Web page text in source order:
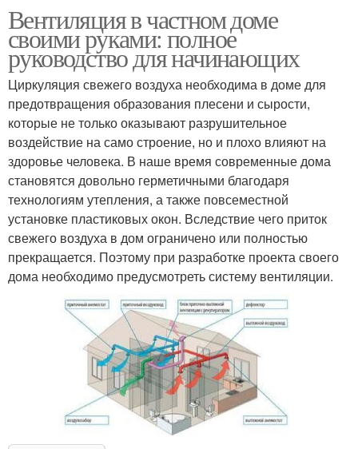
Вентиляция в частном доме
своими руками: полное
руководство для начинающих
Циркуляция свежего воздуха необходима в доме для
предотвращения образования плесени и сырости,
которые не только оказывают разрушительное
воздействие на само строение, но и плохо влияют на
здоровье человека. В наше время современные дома
становятся довольно герметичными благодаря
технологиям утепления, а также повсеместной
установке пластиковых окон. Вследствие чего приток
свежего воздуха в дом ограничено или полностью
прекращается. Поэтому при разработке проекта своего
дома необходимо предусмотреть систему вентиляции.